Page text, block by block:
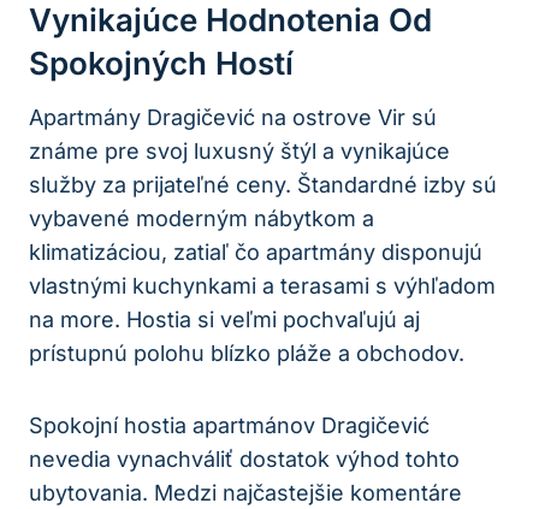
Vynikajúce Hodnotenia Od
Spokojných Hostí
Apartmány Dragičević na ostrove Vir sú
známe pre svoj luxusný štýl a vynikajúce
služby za prijateľné ceny. Štandardné izby sú
vybavené moderným nábytkom a
klimatizáciou, zatiaľ čo apartmány disponujú
vlastnými kuchynkami a terasami s výhľadom
na more. Hostia si veľmi pochvaľujú aj
prístupnú polohu blízko pláže a obchodov.
Spokojní hostia apartmánov Dragičević
nevedia vynachváliť dostatok výhod tohto
ubytovania. Medzi najčastejšie komentáre